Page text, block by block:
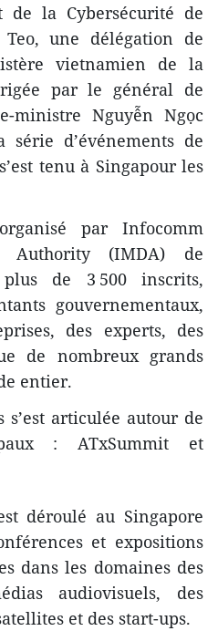
la Cybersécurité de
Teo, une délégation de
vietnamien de la
par le général de
ministre Nguyễn Ngọc
d’événements de
tenu à Singapour les
par Infocomm
Authority (IMDA) de
de 3 500 inscrits,
gouvernementaux,
des experts, des
de nombreux grands
entier.
s’est articulée autour de
: ATxSummit et
déroulé au Singapore
et expositions
dans les domaines des
audiovisuels, des
et des start-ups.